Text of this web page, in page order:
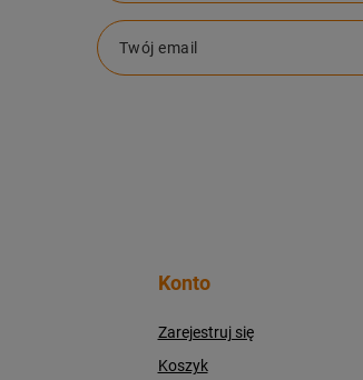
Twój email
Konto
Zarejestruj się
Koszyk